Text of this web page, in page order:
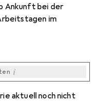
Ankunft bei der
im
i
aktuell noch nicht